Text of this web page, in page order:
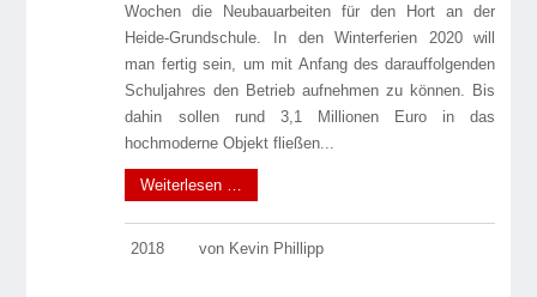
Wochen die Neubauarbeiten für den Hort an der
Heide-Grundschule. In den Winterferien 2020 will
man fertig sein, um mit Anfang des darauffolgenden
Schuljahres den Betrieb aufnehmen zu können. Bis
dahin sollen rund 3,1 Millionen Euro in das
hochmoderne Objekt fließen...
Weiterlesen …
2018 von Kevin Phillipp